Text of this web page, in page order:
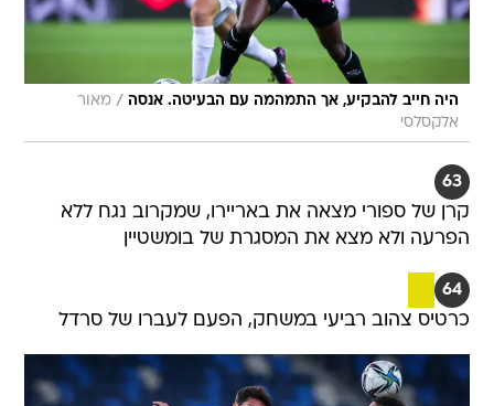
היה חייב להבקיע, אך התמהמה עם הבעיטה. אנסה / מאור
אלקסלסי
63
קרן של ספורי מצאה את באריירו, שמקרוב נגח ללא
הפרעה ולא מצא את המסגרת של בומשטיין
64
כרטיס צהוב רביעי במשחק, הפעם לעברו של סרדל